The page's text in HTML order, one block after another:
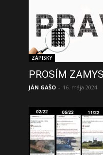
ZÁPISKY
PROSÍM
JÁN GAŠO - 16. mája 2024